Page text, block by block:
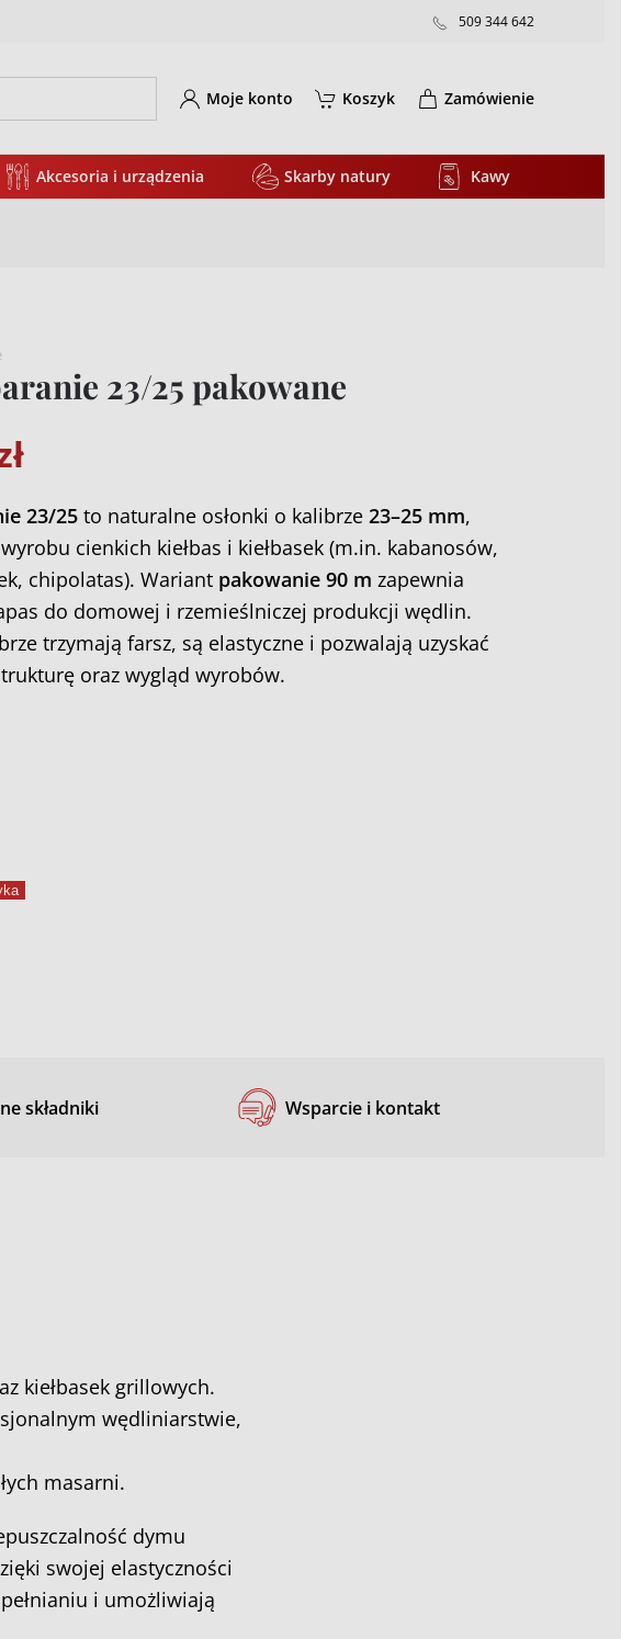
509 344 642
Moje konto Koszyk Zamówienie
Akcesoria i urządzenia Skarby natury Kawy
23/25 pakowane
23/25to naturalne osłonki o kalibrze 23–25 mm,
cienkich kiełbas i kiełbasek (m.in. kabanosów,
chipolatas). Wariant pakowanie 90 m zapewnia
do domowej i rzemieślniczej produkcji wędlin.
trzymają farsz, są elastyczne i pozwalają uzyskać
oraz wygląd wyrobów.
składniki Wsparcie i kontakt
kiełbasek grillowych.
wędliniarstwie,
masarni.
dymu
swojej elastyczności
i umożliwiają